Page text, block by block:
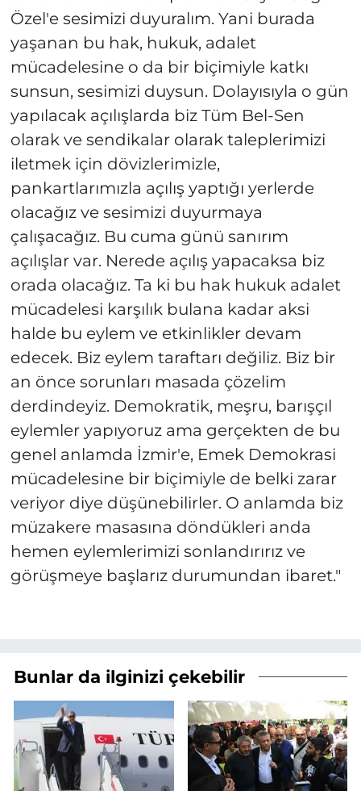
Özel'e sesimizi duyuralım. Yani burada
yaşanan bu hak, hukuk, adalet
mücadelesine o da bir biçimiyle katkı
sunsun, sesimizi duysun. Dolayısıyla o gün
yapılacak açılışlarda biz Tüm Bel-Sen
olarak ve sendikalar olarak taleplerimizi
iletmek için dövizlerimizle,
pankartlarımızla açılış yaptığı yerlerde
olacağız ve sesimizi duyurmaya
çalışacağız. Bu cuma günü sanırım
açılışlar var. Nerede açılış yapacaksa biz
orada olacağız. Ta ki bu hak hukuk adalet
mücadelesi karşılık bulana kadar aksi
halde bu eylem ve etkinlikler devam
edecek. Biz eylem taraftarı değiliz. Biz bir
an önce sorunları masada çözelim
derdindeyiz. Demokratik, meşru, barışçıl
eylemler yapıyoruz ama gerçekten de bu
genel anlamda İzmir'e, Emek Demokrasi
mücadelesine bir biçimiyle de belki zarar
veriyor diye düşünebilirler. O anlamda biz
müzakere masasına döndükleri anda
hemen eylemlerimizi sonlandırırız ve
görüşmeye başlarız durumundan ibaret."
Bunlar da ilginizi çekebilir